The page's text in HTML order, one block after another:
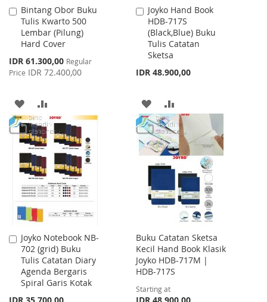
Bintang Obor Buku
Tulis Kwarto 500
Lembar (Pilung)
Hard Cover
Special
Price
IDR 61.300,00 Regular
Price IDR 72.400,00
Add
to
Cart
ADD
TO
WISH
LIST
TO
COMPARE
Joyko Hand Book
HDB-717S
(Black,Blue) Buku
Tulis Catatan
Sketsa
IDR 48.900,00
Add
to
Cart
ADD
TO
WISH
LIST
TO
COMPARE
Joyko Notebook NB-
702 (grid) Buku
Tulis Catatan Diary
Agenda Bergaris
Spiral Garis Kotak
IDR 35.700,00
Add
to
Cart
Buku Catatan Sketsa
Kecil Hand Book Klasik
Joyko HDB-717M |
HDB-717S
Starting at
IDR 48.900,00